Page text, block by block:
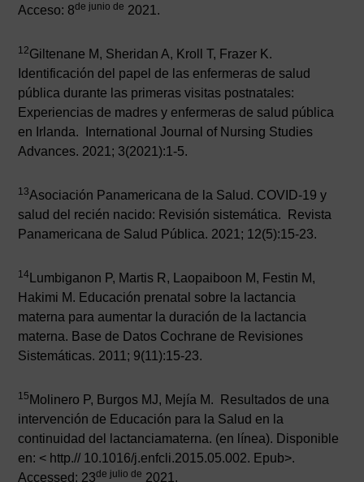
Acceso: 8de junio de 2021.
12Giltenane M, Sheridan A, Kroll T, Frazer K.
Identificación del papel de las enfermeras de salud
pública durante las primeras visitas postnatales:
Experiencias de madres y enfermeras de salud pública
en Irlanda. International Journal of Nursing Studies
Advances. 2021; 3(2021):1-5.
13Asociación Panamericana de la Salud. COVID-19 y
salud del recién nacido: Revisión sistemática. Revista
Panamericana de Salud Pública. 2021; 12(5):15-23.
14
Lumbiganon P, Martis R, Laopaiboon M, Festin M,
Hakimi M. Educación prenatal sobre la lactancia
materna para aumentar la duración de la lactancia
materna. Base de Datos Cochrane de Revisiones
Sistemáticas. 2011; 9(11):15-23.
15 Molinero P, Burgos MJ, Mejía M. Resultados de una
intervención de Educación para la Salud en la
continuidad del lactanciamaterna. (en línea). Disponible
en: < http.// 10.1016/j.enfcli.2015.05.002. Epub>.
Accessed: 23de julio de 2021.